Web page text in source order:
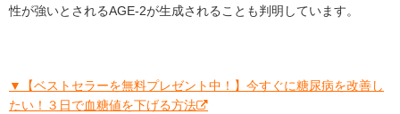
性が強いとされるAGE-2が生成されることも判明しています。
▼【ベストセラーを無料プレゼント中！】今すぐに糖尿病を改善し
たい！３日で血糖値を下げる方法